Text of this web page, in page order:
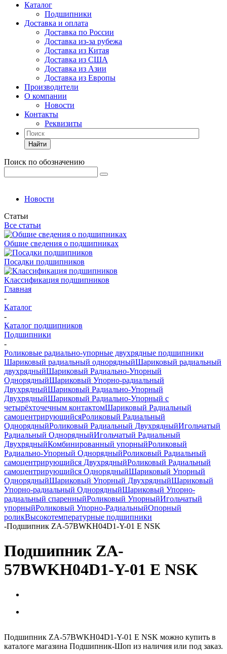
Каталог
Подшипники
Доставка и оплата
Доставка по России
Доставка из-за рубежа
Доставка из Китая
Доставка из США
Доставка из Азии
Доставка из Европы
Производители
О компании
Новости
Контакты
Реквизиты
Найти
Поиск по обозначению
Новости
Статьи
Все статьи
Общие сведения о подшипниках
Посадки подшипников
Классификация подшипников
Главная
-
Каталог
-
Каталог подшипников
Подшипники
-
Роликовые радиально-упорные двухрядные подшипники
Шариковый радиальный однорядныйШариковый радиальный
двухрядныйШариковый Радиально-Упорный
ОднорядныйШариковый Упорно-радиальный
ДвухрядныйШариковый Радиально-Упорный
ДвухрядныйШариковый Радиально-Упорный с
четырёхточечным контактомШариковый Радиальный
самоцентрирующийсяРоликовый Радиальный
ОднорядныйРоликовый Радиальный ДвухрядныйИгольчатый
Радиальный ОднорядныйИгольчатый Радиальный
ДвухрядныйКомбинированный упорныйРоликовый
Радиально-Упорный ОднорядныйРоликовый Радиальный
самоцентрирующийся ДвухрядныйРоликовый Радиальный
самоцентрирующийся ОднорядныйШариковый Упорный
ОднорядныйШариковый Упорный ДвухрядныйШариковый
Упорно-радиальный ОднорядныйШариковый Упорно-
радиальный спаренныйРоликовый УпорныйИгольчатый
упорныйРоликовый Упорно-РадиальныйОпорный
роликВысокотемпературные подшипники
-Подшипник ZA-57BWKH04D1-Y-01 E NSK
Подшипник ZA-
57BWKH04D1-Y-01 E NSK
Подшипник ZA-57BWKH04D1-Y-01 E NSK можно купить в
каталоге магазина Подшипник-Шоп из наличия или под заказ.